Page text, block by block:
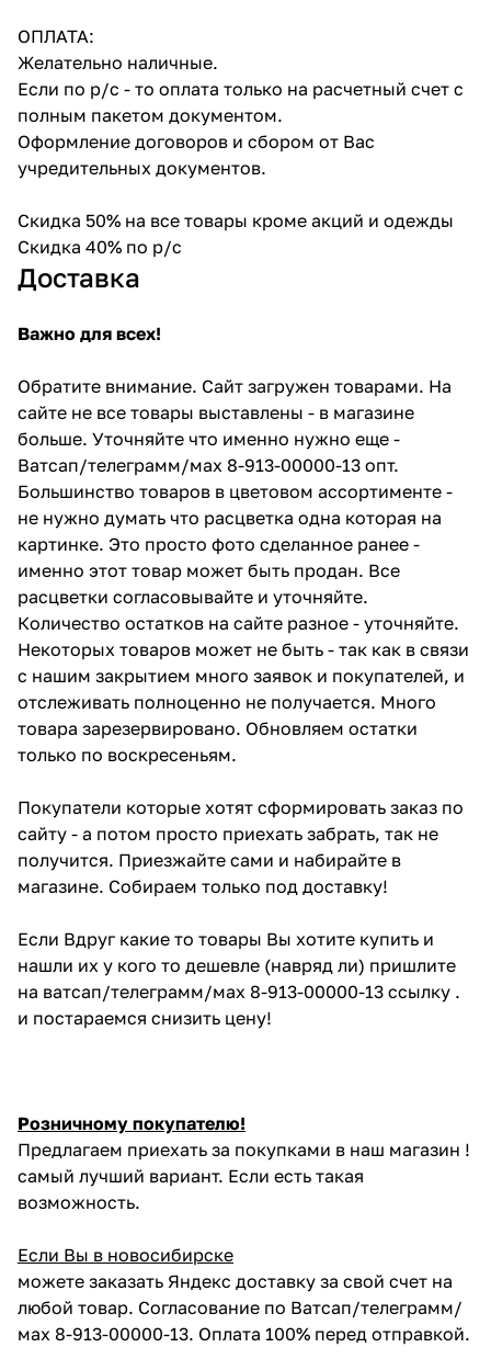
ОПЛАТА:
Желательно наличные.
Если по р/с - то оплата только на расчетный счет с
полным пакетом документом.
Оформление договоров и сбором от Вас
учредительных документов.
Скидка 50% на все товары кроме акций и одежды
Скидка 40% по р/с
Доставка
Важно для всех!
Обратите внимание. Сайт загружен товарами. На
сайте не все товары выставлены - в магазине
больше. Уточняйте что именно нужно еще -
Ватсап/телеграмм/мах 8-913-00000-13 опт.
Большинство товаров в цветовом ассортименте -
не нужно думать что расцветка одна которая на
картинке. Это просто фото сделанное ранее -
именно этот товар может быть продан. Все
расцветки согласовывайте и уточняйте.
Количество остатков на сайте разное - уточняйте.
Некоторых товаров может не быть - так как в связи
с нашим закрытием много заявок и покупателей, и
отслеживать полноценно не получается. Много
товара зарезервировано. Обновляем остатки
только по воскресеньям.
Покупатели которые хотят сформировать заказ по
сайту - а потом просто приехать забрать, так не
получится. Приезжайте сами и набирайте в
магазине. Собираем только под доставку!
Если Вдруг какие то товары Вы хотите купить и
нашли их у кого то дешевле (навряд ли) пришлите
на ватсап/телеграмм/мах 8-913-00000-13 ссылку .
и постараемся снизить цену!
Розничному покупателю!
Предлагаем приехать за покупками в наш магазин !
самый лучший вариант. Если есть такая
возможность.
Если Вы в новосибирске
можете заказать Яндекс доставку за свой счет на
любой товар. Согласование по Ватсап/телеграмм/
мах 8-913-00000-13. Оплата 100% перед отправкой.